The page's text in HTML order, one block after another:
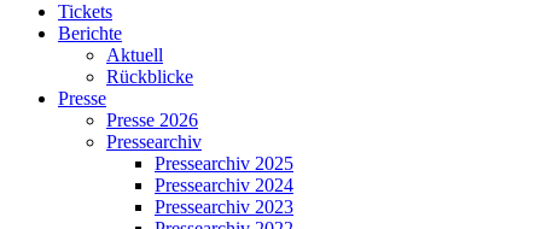
Tickets
Berichte
Aktuell
Rückblicke
Presse
Presse 2026
Pressearchiv
Pressearchiv 2025
Pressearchiv 2024
Pressearchiv 2023